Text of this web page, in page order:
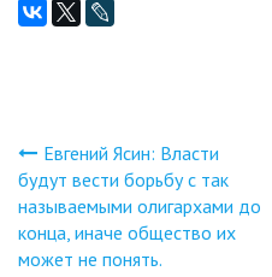
Навигация
по
Евгений Ясин: Власти
будут вести борьбу с так
называемыми олигархами до
конца, иначе общество их
может не понять.